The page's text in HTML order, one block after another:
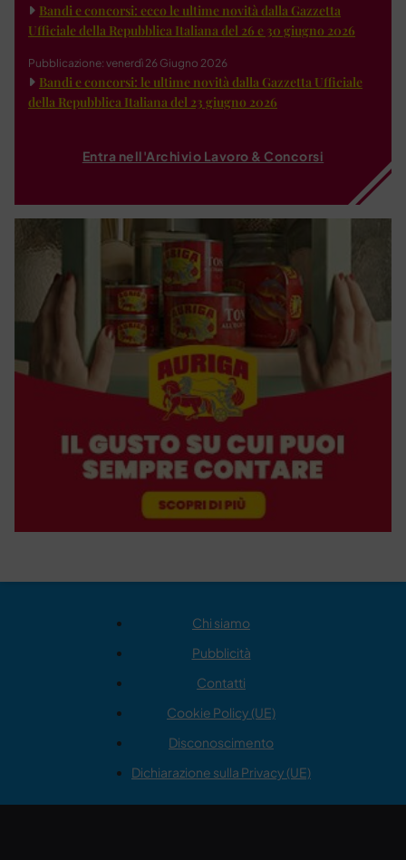
Bandi e concorsi: ecco le ultime novità dalla Gazzetta
Ufficiale della Repubblica Italiana del 26 e 30 giugno 2026
Pubblicazione: venerdì 26 Giugno 2026
Bandi e concorsi: le ultime novità dalla Gazzetta Ufficiale
della Repubblica Italiana del 23 giugno 2026
Entra nell'Archivio Lavoro & Concorsi
Chi siamo
Pubblicità
Contatti
Cookie Policy (UE)
Disconoscimento
Dichiarazione sulla Privacy (UE)